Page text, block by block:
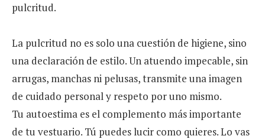
pulcritud.
La pulcritud no es solo una cuestión de higiene, sino
una declaración de estilo. Un atuendo impecable, sin
arrugas, manchas ni pelusas, transmite una imagen
de cuidado personal y respeto por uno mismo.
Tu autoestima es el complemento más importante
de tu vestuario. Tú puedes lucir como quieres. Lo vas